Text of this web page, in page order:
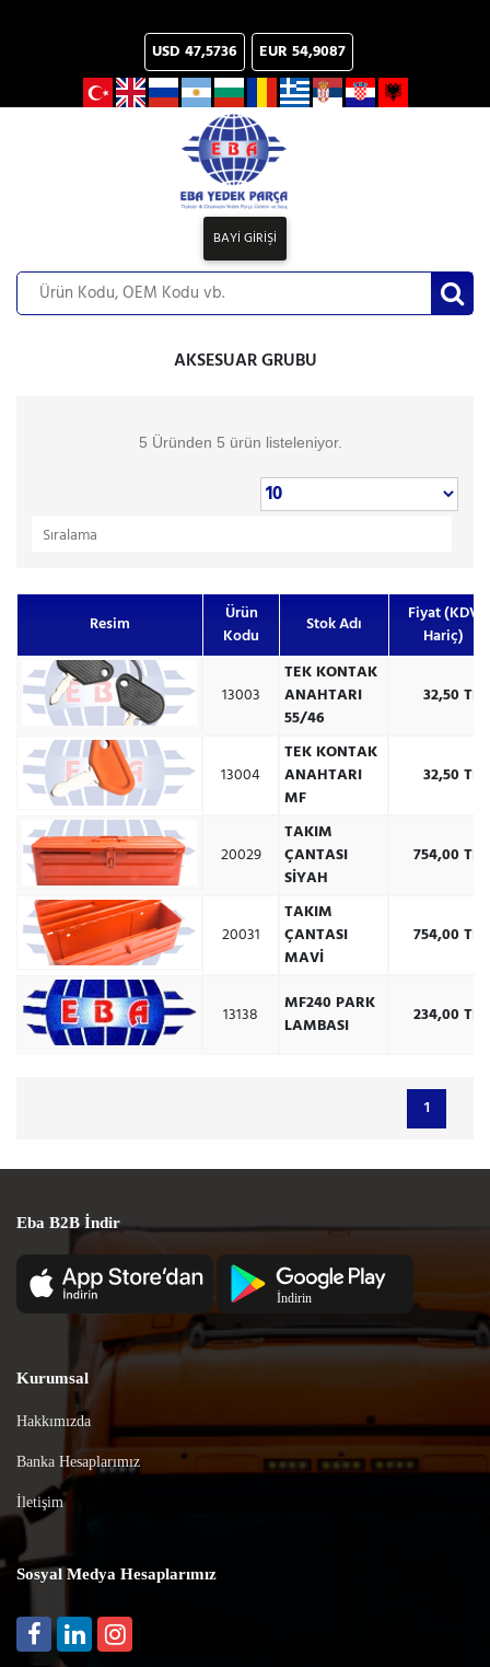
USD 47,5736 EUR 54,9087
BAYİ GİRİŞİ
AKSESUAR GRUBU
5 Üründen 5 ürün listeleniyor.
Sıralama
Resim
Ürün
Kodu
Stok Adı
Fiyat (KDV
Hariç)
13003
TEK KONTAK
ANAHTARI
55/46
32,50
13004
TEK KONTAK
ANAHTARI
MF
32,50
20029
TAKIM
ÇANTASI
SİYAH
754,00
20031
TAKIM
ÇANTASI
MAVİ
754,00
13138
MF240 PARK
LAMBASI
234,00
1
Eba B2B İndir
Kurumsal
Hakkımızda
Banka Hesaplarımız
İletişim
Sosyal Medya Hesaplarımız